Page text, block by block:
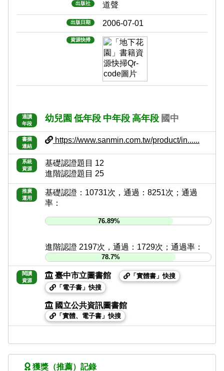
出版社 道聲
出版日期 2006-07-01
資源快掃
適讀
年段
幼兒園 低年段 中年段 高年段 國中
書摘
連結
https://www.sanmin.com.tw/product/in......
系統
資源
基礎認證題目 12
進階認證題目 25
推廣
運用
基礎認證：10731次，通過：8251次；通過
率：
76.89%
進階認證 2197次，通過：1729次；通過率：
78.7%
閱讀
資源
臺中市立圖書館
「實體書」快搜
「電子書」快搜
國立公共資訊圖書館
「實體、電子書」快搜
獲獎（推薦）記錄